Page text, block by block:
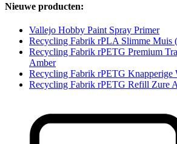
Nieuwe producten:
Vallejo Hobby Paint Spray Primer
Recycling Fabrik rPLA Slimme Muis
Recycling Fabrik rPETG Premium
Amber
Recycling Fabrik rPETG Knapperige
Recycling Fabrik rPETG Refill Zure